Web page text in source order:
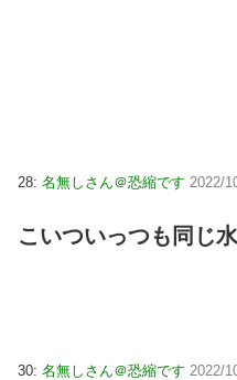
28: 名無しさん＠恐縮です 2022/
こいついっつも同じ
30: 名無しさん＠恐縮です 2022/